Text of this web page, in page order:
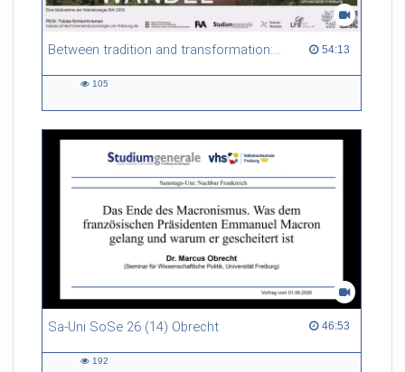
Between tradition and transformation: how owners, advisers and institutions co-create knowledge for resilient forests in Europe 54:13
54:13 duration
105
Sa-Uni SoSe 26 (14) Obrecht 46:53
46:53 duration
192